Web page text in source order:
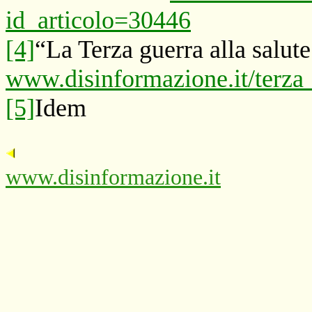
id_articolo=30446
[4]“La Terza guerra alla
www.disinformazione.it/
[5]Idem
www.disinformazione.it